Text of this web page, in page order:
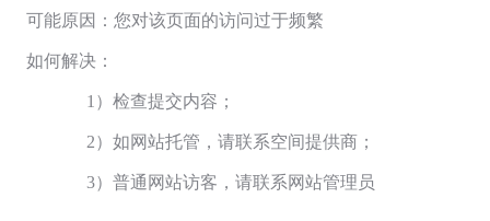
可能原因：您对该页面的访问过于频繁
如何解决：
1）检查提交内容；
2）如网站托管，请联系空间提供商；
3）普通网站访客，请联系网站管理员